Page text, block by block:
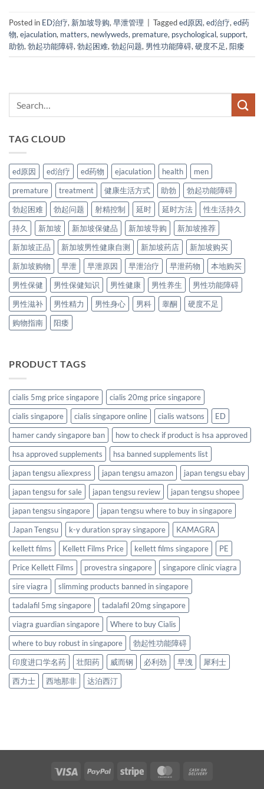
Posted in ED治疗, 新加坡导购, 早泄管理 Taggeded原因, ed治疗, ed药
物, ejaculation, matters, newlyweds, premature, psychological, support,
助勃, 勃起功能障碍, 勃起困难, 勃起问题, 男性功能障碍, 硬度不足, 阳痿
TAG CLOUD
ed原因 ed治疗 ed药物 ejaculation health
men
premature
treatment 健康生活方式 助勃
勃起功能障碍
勃起困难
勃起问题 射精控制 延时 延时方法
性生活持久
持久
新加坡 新加坡保健品 新加坡导购
新加坡推荐
新加坡正品
新加坡男性健康自测 新加坡药店
新加坡购买
新加坡购物
早泄 早泄原因 早泄治疗 早泄药物
本地购买
男性保健
男性保健知识 男性健康 男性养生
男性功能障碍
男性滋补
男性精力 男性身心 男科 睾酮
硬度不足
购物指南
阳痿
PRODUCT TAGS
cialis 5mg price singapore
cialis 20mg price singapore
cialis singapore
cialis singapore online cialis watsons
ED
hamer candy singapore ban
how to check if product is hsa approved
hsa approved supplements
hsa banned supplements list
japan tengsu aliexpress
japan tengsu amazon
japan tengsu ebay
japan tengsu for sale
japan tengsu review
japan tengsu shopee
japan tengsu singapore
japan tengsu where to buy in singapore
Japan Tengsu
k-y duration spray singapore
KAMAGRA
kellett films
Kellett Films Price kellett films singapore
PE
Price Kellett Films
provestra singapore
singapore clinic viagra
sire viagra
slimming products banned in singapore
tadalafil 5mg singapore
tadalafil 20mg singapore
viagra guardian singapore
Where to buy Cialis
where to buy robust in singapore
勃起性功能障碍
印度进口学名药
壮阳药 威而钢 必利劲 早洩
犀利士
西力士
西地那非 达泊西汀
Visa PayPal Stripe MasterCard